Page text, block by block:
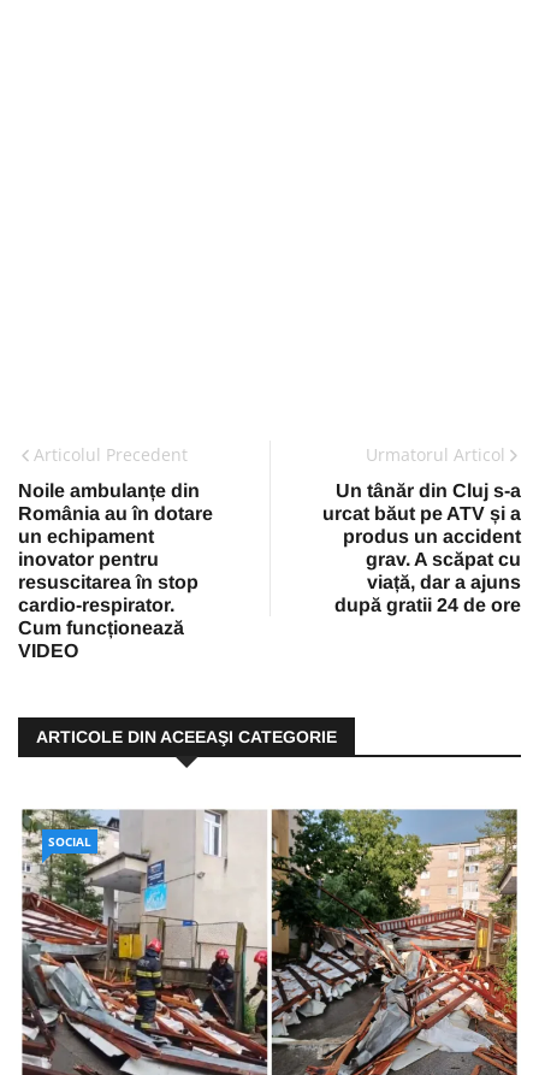
Articolul Precedent
Noile ambulanțe din
România au în dotare
un echipament
inovator pentru
resuscitarea în stop
cardio-respirator.
Cum funcționează
VIDEO
Urmatorul Articol
Un tânăr din Cluj s-a
urcat băut pe ATV și a
produs un accident
grav. A scăpat cu
viață, dar a ajuns
după gratii 24 de ore
ARTICOLE DIN ACEEAŞI CATEGORIE
SOCIAL